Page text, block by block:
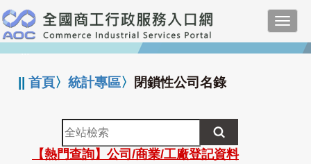
跳
到
主
要
:::
||首頁〉統計專區〉 閉鎖性公司名錄
全
站
檢
【熱門查詢】公司/商業/工廠登記資料